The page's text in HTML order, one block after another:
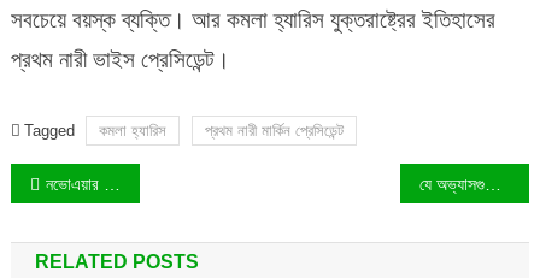
সবচেয়ে বয়স্ক ব্যক্তি। আর কমলা হ্যারিস যুক্তরাষ্ট্রের ইতিহাসের
প্রথম নারী ভাইস প্রেসিডেন্ট।
Tagged কমলা হ্যারিস প্রথম নারী মার্কিন প্রেসিডেন্ট
Post
navigation
নভোএয়ার অবতরণের সময় দুর্ঘটনা, রক্ষা পেল ৬৭ যাত্রী! যে অভ্যাসগুলো প্রধানত মানসিক চাপের কারণ!
RELATED POSTS